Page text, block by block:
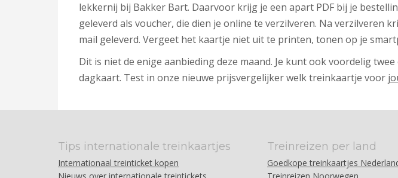
lekkernij bij Bakker Bart. Daarvoor krijg je een apart PDF bij je
geleverd als voucher, die dien je online te verzilveren. Na verzilveren
mail geleverd. Vergeet het kaartje niet uit te printen, tonen op je
Dit is niet de enige aanbieding deze maand. Je kunt ook voordelig
dagkaart. Test in onze nieuwe prijsvergelijker welk treinkaartje voor
Tips internationale treinkaartjes
Internationaal treinticket kopen
Treinreizen per land
Goedkope treinkaartjes